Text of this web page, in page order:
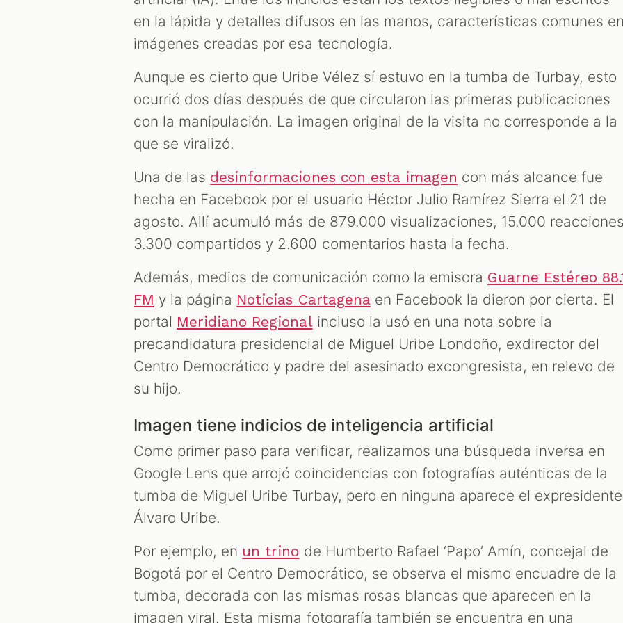
en la lápida y detalles difusos en las manos, características comunes en
imágenes creadas por esa tecnología.
Aunque es cierto que Uribe Vélez sí estuvo en la tumba de Turbay, esto
ocurrió dos días después de que circularon las primeras publicaciones
con la manipulación. La imagen original de la visita no corresponde a la
que se viralizó.
Una de las desinformaciones con esta imagen con más alcance fue
hecha en Facebook por el usuario Héctor Julio Ramírez Sierra el 21 de
agosto. Allí acumuló más de 879.000 visualizaciones, 15.000
3.300 compartidos y 2.600 comentarios hasta la fecha.
Además, medios de comunicación como la emisora Guarne Estéreo
FM y la página Noticias Cartagenaen Facebook la dieron por cierta. El
portal Meridiano Regionalincluso la usó en una nota sobre la
precandidatura presidencial de Miguel Uribe Londoño, exdirector del
Centro Democrático y padre del asesinado excongresista, en relevo de
su hijo.
Imagen tiene indicios de inteligencia artificial
Como primer paso para verificar, realizamos una búsqueda inversa en
Google Lens que arrojó coincidencias con fotografías auténticas de la
tumba de Miguel Uribe Turbay, pero en ninguna aparece el expresidente
Álvaro Uribe.
Por ejemplo, en un trino de Humberto Rafael ‘Papo’ Amín, concejal de
Bogotá por el Centro Democrático, se observa el mismo encuadre de la
tumba, decorada con las mismas rosas blancas que aparecen en la
imagen viral. Esta misma fotografía también se encuentra en una